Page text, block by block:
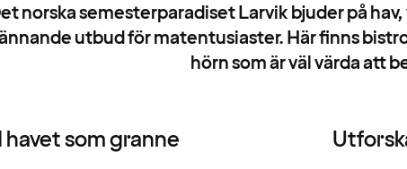
norska semesterparadiset Larvik bjuder på
utbud för matentusiaster. Här finns
hörn som är väl värda att
som granne